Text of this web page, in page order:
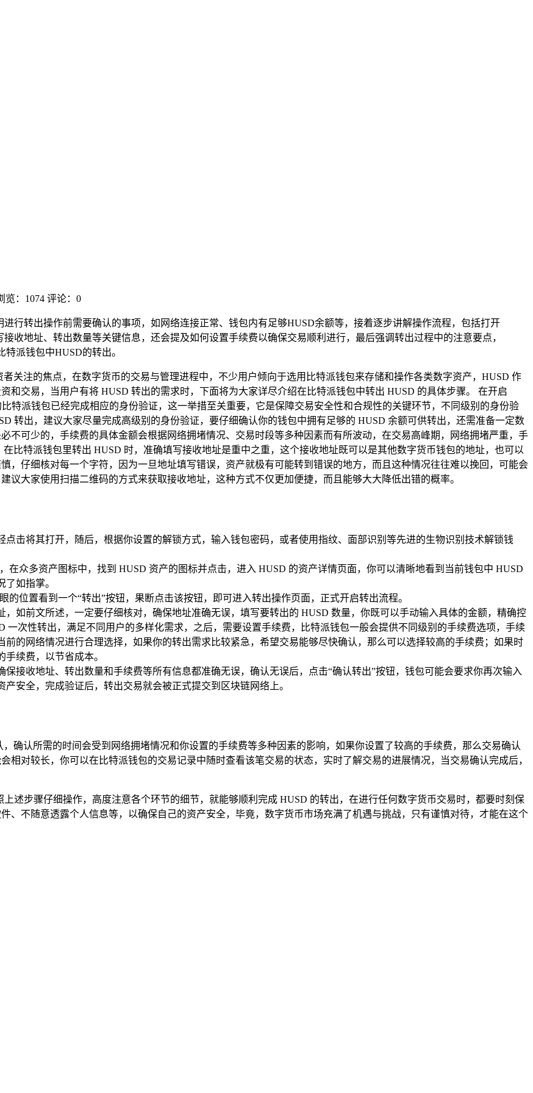
览：1074 评论：0
行转出操作前需要确认的事项，如网络连接正常、钱包内有足够HUSD余额等，接着逐步讲解操作流程，包括打开
收地址、转出数量等关键信息，还会提及如何设置手续费以确保交易顺利进行，最后强调转出过程中的注意要点，
特派钱包中HUSD的转出。
关注的焦点，在数字货币的交易与管理进程中，不少用户倾向于选用比特派钱包来存储和操作各类数字资产，HUSD 作
和交易，当用户有将 HUSD 转出的需求时，下面将为大家详尽介绍在比特派钱包中转出 HUSD 的具体步骤。 在开启
特派钱包已经完成相应的身份验证，这一举措至关重要，它是保障交易安全性和合规性的关键环节，不同级别的身份验
转出，建议大家尽量完成高级别的身份验证，要仔细确认你的钱包中拥有足够的 HUSD 余额可供转出，还需准备一定数
不可少的，手续费的具体金额会根据网络拥堵情况、交易时段等多种因素而有所波动，在交易高峰期，网络拥堵严重，手
比特派钱包里转出 HUSD 时，准确填写接收地址是重中之重，这个接收地址既可以是其他数字货币钱包的地址，也可以
，仔细核对每一个字符，因为一旦地址填写错误，资产就极有可能转到错误的地方，而且这种情况往往难以挽回，可能会
议大家使用扫描二维码的方式来获取接收地址，这种方式不仅更加便捷，而且能够大大降低出错的概率。
点击将其打开，随后，根据你设置的解锁方式，输入钱包密码，或者使用指纹、面部识别等先进的生物识别技术解锁钱
在众多资产图标中，找到 HUSD 资产的图标并点击，进入 HUSD 的资产详情页面，你可以清晰地看到当前钱包中 HUSD
如指掌。
的位置看到一个“转出”按钮，果断点击该按钮，即可进入转出操作页面，正式开启转出流程。
，如前文所述，一定要仔细核对，确保地址准确无误，填写要转出的 HUSD 数量，你既可以手动输入具体的金额，精确控
一次性转出，满足不同用户的多样化需求，之后，需要设置手续费，比特派钱包一般会提供不同级别的手续费选项，手续
的网络情况进行合理选择，如果你的转出需求比较紧急，希望交易能够尽快确认，那么可以选择较高的手续费；如果时
续费，以节省成本。
接收地址、转出数量和手续费等所有信息都准确无误，确认无误后，点击“确认转出”按钮，钱包可能会要求你再次输入
安全，完成验证后，转出交易就会被正式提交到区块链网络上。
确认所需的时间会受到网络拥堵情况和你设置的手续费等多种因素的影响，如果你设置了较高的手续费，那么交易确认
相对较长，你可以在比特派钱包的交易记录中随时查看该笔交易的状态，实时了解交易的进展情况，当交易确认完成后，
述步骤仔细操作，高度注意各个环节的细节，就能够顺利完成 HUSD 的转出，在进行任何数字货币交易时，都要时刻保
、不随意透露个人信息等，以确保自己的资产安全，毕竟，数字货币市场充满了机遇与挑战，只有谨慎对待，才能在这个